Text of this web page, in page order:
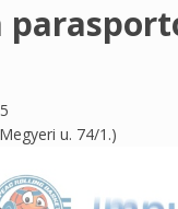
u. 74/1.)